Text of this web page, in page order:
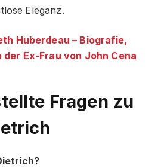
Eleganz.
Huberdeau – Biografie,
der Ex-Frau von John Cena
Fragen zu